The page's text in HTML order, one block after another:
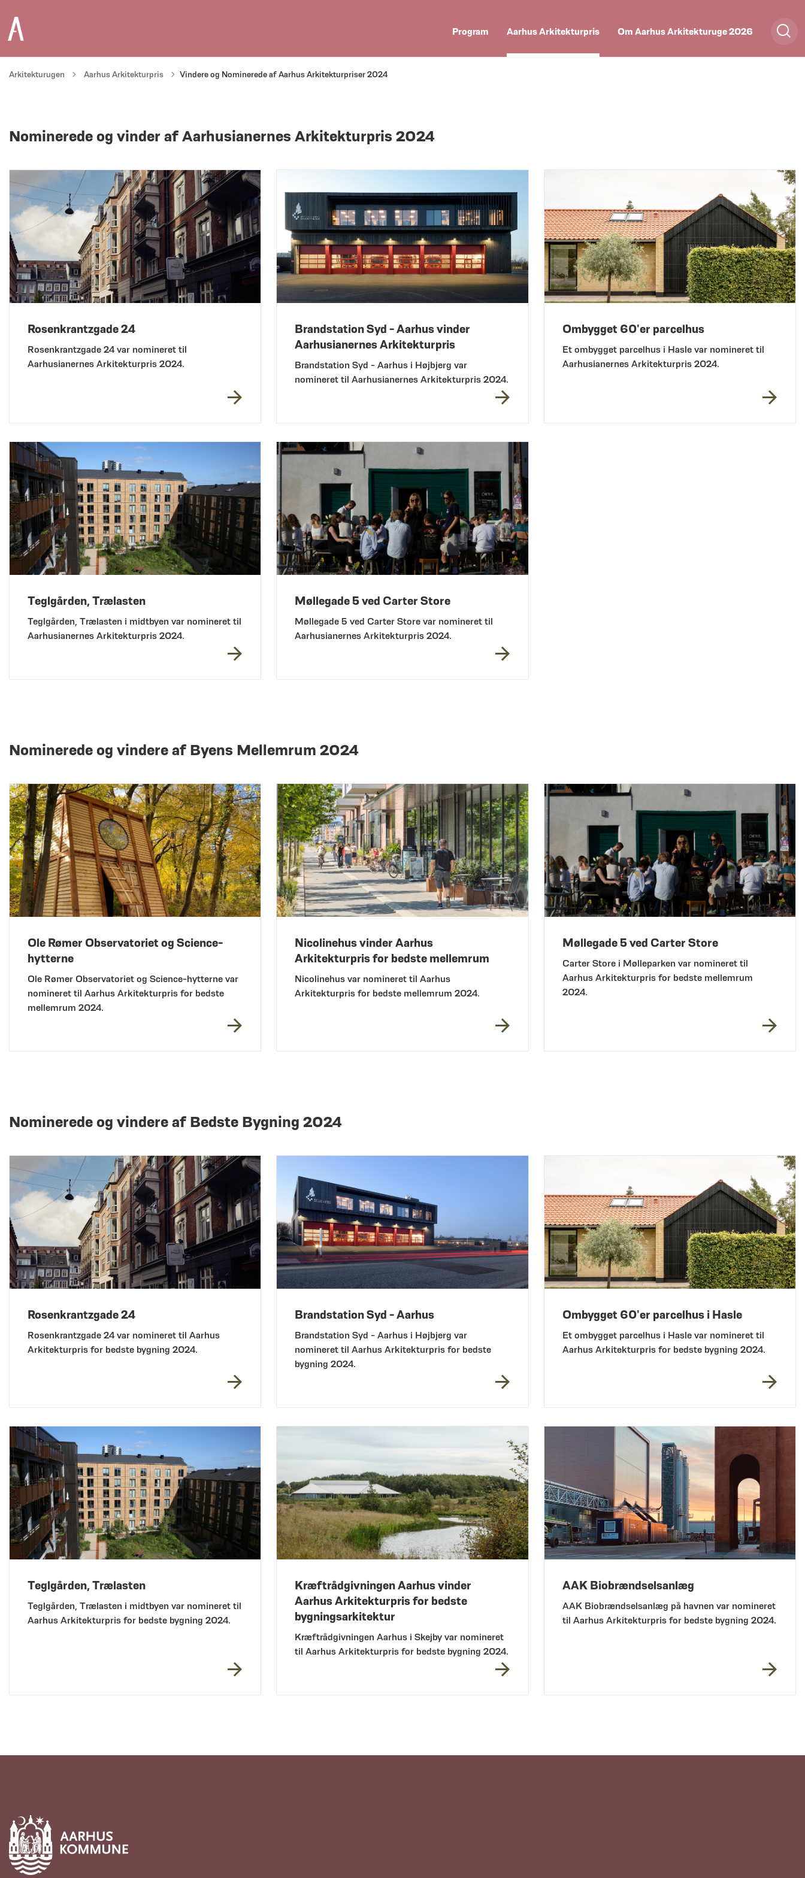
Program Aarhus Arkitekturpris Om Aarhus Arkitekturuge 2026
Arkitekturugen Tilbage til
Aarhus Arkitekturpris Vindere og Nominerede af Aarhus Arkitekturpriser 2024
Nominerede og vinder af Aarhusianernes Arkitekturpris 2024
Rosenkrantzgade 24
Rosenkrantzgade 24 var nomineret til
Aarhusianernes Arkitekturpris 2024.
Brandstation Syd - Aarhus vinder
Aarhusianernes Arkitekturpris
Brandstation Syd - Aarhus i Højbjerg var
nomineret til Aarhusianernes Arkitekturpris 2024.
Ombygget 60'er parcelhus
Et ombygget parcelhus i Hasle var nomineret til
Aarhusianernes Arkitekturpris 2024.
Teglgården, Trælasten
Teglgården, Trælasten i midtbyen var nomineret til
Aarhusianernes Arkitekturpris 2024.
Møllegade 5 ved Carter Store
Møllegade 5 ved Carter Store var nomineret til
Aarhusianernes Arkitekturpris 2024.
Nominerede og vindere af Byens Mellemrum 2024
Ole Rømer Observatoriet og Science-
hytterne
Ole Rømer Observatoriet og Science-hytterne var
nomineret til Aarhus Arkitekturpris for bedste
mellemrum 2024.
Nicolinehus vinder Aarhus
Arkitekturpris for bedste mellemrum
Nicolinehus var nomineret til Aarhus
Arkitekturpris for bedste mellemrum 2024.
Møllegade 5 ved Carter Store
Carter Store i Mølleparken var nomineret til
Aarhus Arkitekturpris for bedste mellemrum
2024.
Nominerede og vindere af Bedste Bygning 2024
Rosenkrantzgade 24
Rosenkrantzgade 24 var nomineret til Aarhus
Arkitekturpris for bedste bygning 2024.
Brandstation Syd - Aarhus
Brandstation Syd - Aarhus i Højbjerg var
nomineret til Aarhus Arkitekturpris for bedste
bygning 2024.
Ombygget 60'er parcelhus i Hasle
Et ombygget parcelhus i Hasle var nomineret til
Aarhus Arkitekturpris for bedste bygning 2024.
Teglgården, Trælasten
Teglgården, Trælasten i midtbyen var nomineret til
Aarhus Arkitekturpris for bedste bygning 2024.
Kræftrådgivningen Aarhus vinder
Aarhus Arkitekturpris for bedste
bygningsarkitektur
Kræftrådgivningen Aarhus i Skejby var nomineret
til Aarhus Arkitekturpris for bedste bygning 2024.
AAK Biobrændselsanlæg
AAK Biobrændselsanlæg på havnen var nomineret
til Aarhus Arkitekturpris for bedste bygning 2024.